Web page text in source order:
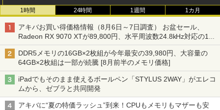
1時間 24時間 1週間 1カ月
アキバお買い得価格情報（8月6日～7日調査） お盆セール、
Radeon RX 9070 XTが89,800円、水平周波数24.8kHz対応の17
型モニターが9,801円、暑さ指数連動セール ほか
DDR5メモリの16GB×2枚組が今年最安の39,980円、大容量の
64GB×2枚組は一部が続騰 [8月前半のメモリ価格]
iPadでもそのまま使えるボールペン「STYLUS 2WAY」がエレコ
ムから、ゼブラと共同開発
アキバに“夏の特価ラッシュ”到来！CPUもメモリもマザーも安